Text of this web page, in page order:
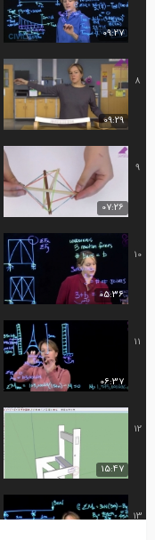
09:27
8
09:29
9
07:26
10
05:36
11
06:37
12
15:47
13